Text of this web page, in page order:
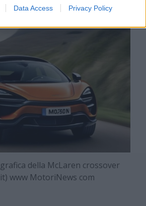
Data Access Privacy Policy
di NIO.
della McLaren crossover
www MotoriNews com